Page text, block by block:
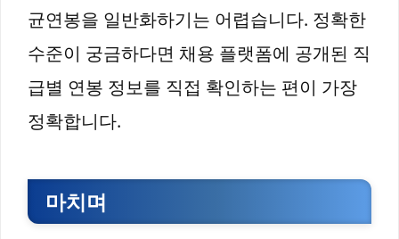
균연봉을 일반화하기는 어렵습니다. 정확한
수준이 궁금하다면 채용 플랫폼에 공개된 직
급별 연봉 정보를 직접 확인하는 편이 가장
정확합니다.
마치며